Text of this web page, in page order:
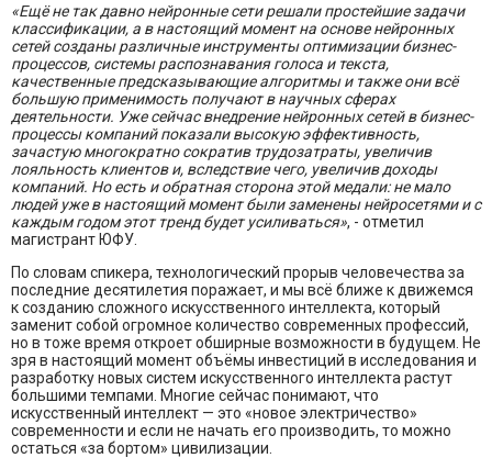
«Ещё не так давно нейронные сети решали простейшие задачи
классификации, а в настоящий момент на основе нейронных
сетей созданы различные инструменты оптимизации бизнес-
процессов, системы распознавания голоса и текста,
качественные предсказывающие алгоритмы и также они всё
большую применимость получают в научных сферах
деятельности. Уже сейчас внедрение нейронных сетей в бизнес-
процессы компаний показали высокую эффективность,
зачастую многократно сократив трудозатраты, увеличив
лояльность клиентов и, вследствие чего, увеличив доходы
компаний. Но есть и обратная сторона этой медали: не мало
людей уже в настоящий момент были заменены нейросетями и с
каждым годом этот тренд будет усиливаться», - отметил
магистрант ЮФУ.
По словам спикера, технологический прорыв человечества за
последние десятилетия поражает, и мы всё ближе к движемся
к созданию сложного искусственного интеллекта, который
заменит собой огромное количество современных профессий,
но в тоже время откроет обширные возможности в будущем. Не
зря в настоящий момент объёмы инвестиций в исследования и
разработку новых систем искусственного интеллекта растут
большими темпами. Многие сейчас понимают, что
искусственный интеллект — это «новое электричество»
современности и если не начать его производить, то можно
остаться «за бортом» цивилизации.